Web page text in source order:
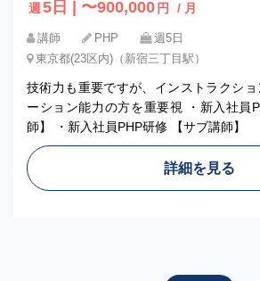
週 5日 | 〜900,000 円 / 月
講師 PHP
週5日
東京都(23区内)（新宿三丁目駅）
技術力も重要ですが、インストラクシ
ーション能力の方を重要視 ・新入社員
師】 ・新入社員PHP研修 【サブ講師】
詳細を見る